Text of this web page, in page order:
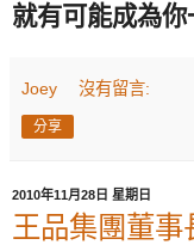
就有可能成為你
Joey 沒有留言:
分享
2010年11月28日 星期日
王品集團董